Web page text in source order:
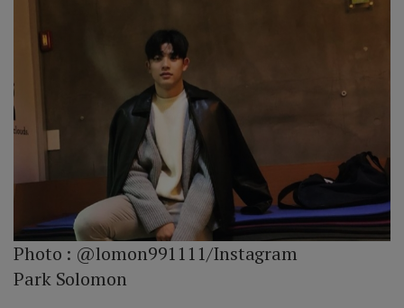
Photo : @lomon991111/Instagram
Park Solomon